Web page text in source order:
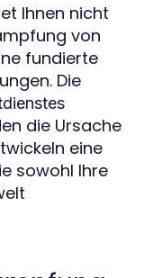
Ihnen nicht
von
fundierte
Die
die Ursache
eine
sowohl Ihre